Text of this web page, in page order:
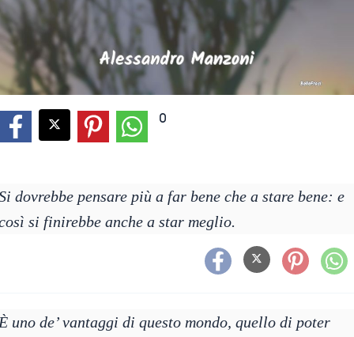
0
dovrebbe pensare più a far bene che a stare bene: e
si finirebbe anche a star meglio.
uno de’ vantaggi di questo mondo, quello di poter